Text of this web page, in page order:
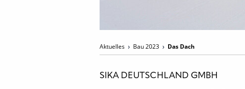
Aktuelles Bau 2023 Das Dach
SIKA DEUTSCHLAND GMBH